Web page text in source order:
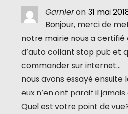
Garnieron 31 mai
Bonjour, merci de
notre mairie nous a certifié
d’auto collant stop pub et
commander sur internet…
nous avons essayé ensuite
eux n’en ont parait il
Quel est votre point de